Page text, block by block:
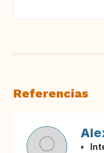
Referencias